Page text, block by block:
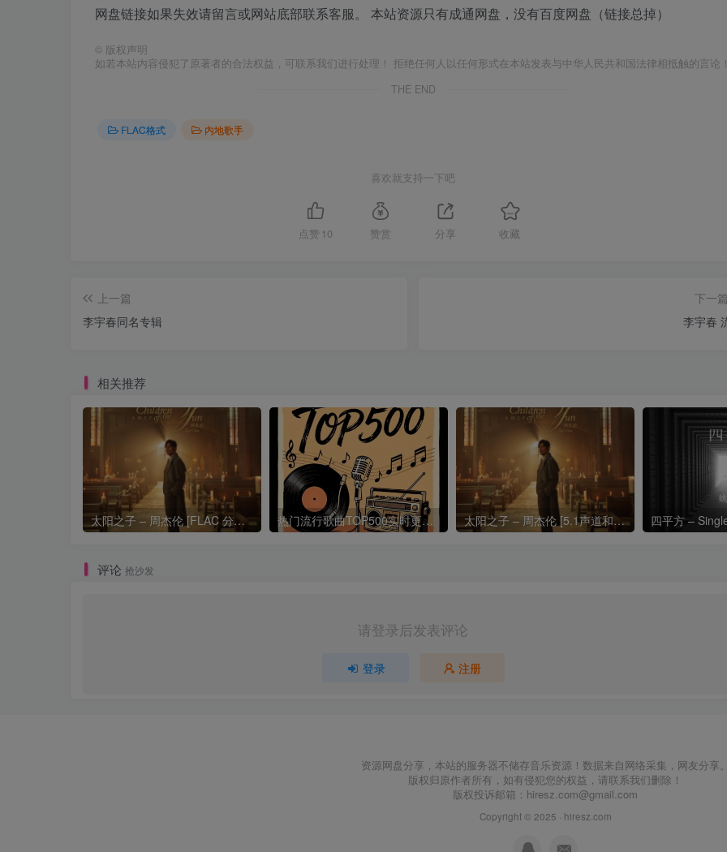
网盘链接如果失效请留言或网站底部联系客服。 本站资源只有成通网盘，没有百度网盘（链接总掉）
© 版权声明
如若本站内容侵犯了原著者的合法权益，可联系我们进行处理！ 拒绝任何人以任何形式在本站发表与中华人民共和国法律相抵触的言论
THE END
FLAC格式 内地歌手
喜欢就支持一下吧
点赞 10 赞赏 分享 收藏
上一篇
李宇春同名专辑
下一
李宇春
相关推荐
太阳之子 – 周杰伦 [FLAC 分轨 192Khz 24bit] 热门流行歌曲TOP500实时更新192khz/24bit【母带音质】 太阳之子 – 周杰伦 [5.1声道和192k母带] 四平方 –
评论 抢沙发
请登录后发表评论
登录 注册
资源网盘分享，本站的服务器不储存音乐资源！数据来自网络采集，网友分享
版权归原作者所有，如有侵犯您的权益，请联系我们删除！
版权投诉邮箱： hiresz.com@gmail.com
Copyright © 2025 · hiresz.com